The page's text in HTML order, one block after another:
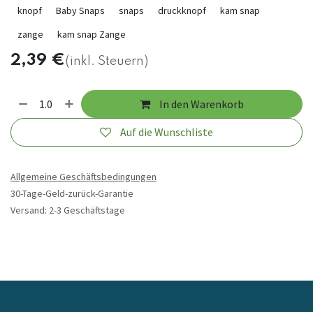
knopf Baby Snaps snaps druckknopf
kam snap
zange
kam snap Zange
2,39 €(inkl. Steuern)
In den Warenkorb
Auf die Wunschliste
Allgemeine Geschäftsbedingungen
30-Tage-Geld-zurück-Garantie
Versand: 2-3 Geschäftstage